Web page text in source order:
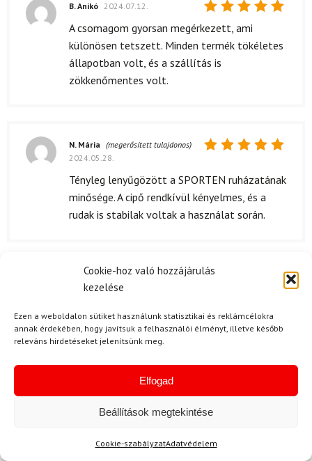
Cookie-hoz való hozzájárulás
kezelése
Ezen a weboldalon sütiket használunk statisztikai és reklámcélokra
annak érdekében, hogy javítsuk a felhasználói élményt, illetve később
releváns hirdetéseket jelenítsünk meg.
Elfogad
Beállítások megtekintése
Cookie-szabályzatAdatvédelem
Értékelés:
/ 5
B. Anikó 2024.07.12.
A csomagom gyorsan megérkezett, ami
különösen tetszett. Minden termék tökéletes
állapotban volt, és a szállítás is
zökkenőmentes volt.
5/ 5
N. Mária (megerősített tulajdonos)
2024.05.28.
Tényleg lenyűgözött a SPORTEN ruházatának
minősége. A cipő rendkívül kényelmes, és a
rudak is stabilak voltak a használat során.
5
/ 5
5/ 5
G. Kristóf (megerősített tulajdonos)
A termékek kiváló minősége mellett a
kedvező ár is fontos szempont volt